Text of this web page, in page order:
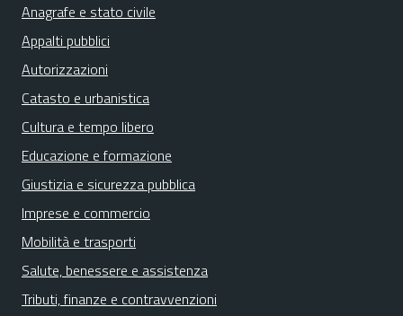
Anagrafe e stato civile
Appalti pubblici
Autorizzazioni
Catasto e urbanistica
Cultura e tempo libero
Educazione e formazione
Giustizia e sicurezza pubblica
Imprese e commercio
Mobilità e trasporti
Salute, benessere e assistenza
Tributi, finanze e contravvenzioni